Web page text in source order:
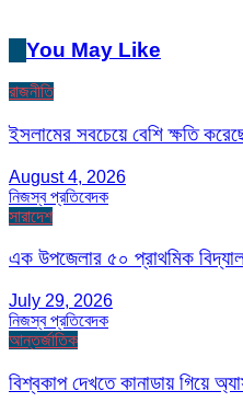
You May Like
রাজনীতি
ইসলামের সবচেয়ে বেশি ক্ষতি
August 4, 2026
নিজস্ব প্রতিবেদক
সারাদেশ
এক উপজেলার ৫০ প্রাথমিক
July 29, 2026
নিজস্ব প্রতিবেদক
আন্তর্জাতিক
বিশ্বকাপ দেখতে কানাডায় গিয়ে